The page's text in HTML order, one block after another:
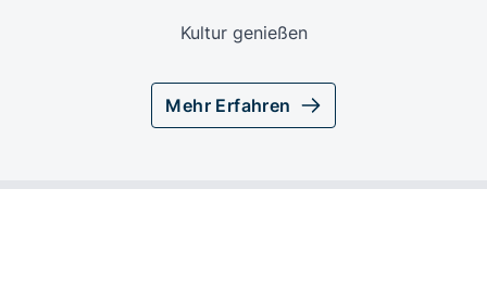
Kultur genießen
Mehr Erfahren